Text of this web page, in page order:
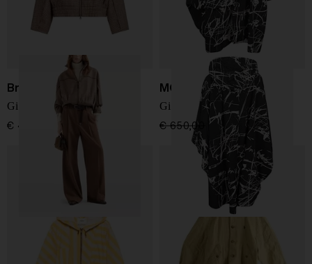
Brunello Cucinelli
Giacca blouson in lana
€ 4.200,00
MOYURU
Giacca blouson stampata
€ 650,00 € 455,00 -30%